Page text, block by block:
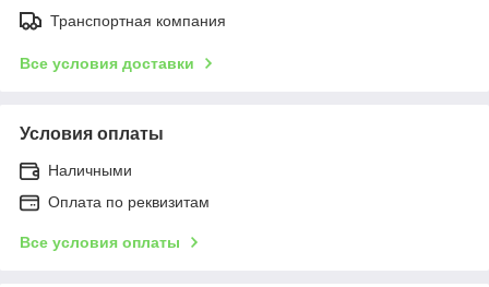
Транспортная компания
Все условия доставки
Условия оплаты
Наличными
Оплата по реквизитам
Все условия оплаты